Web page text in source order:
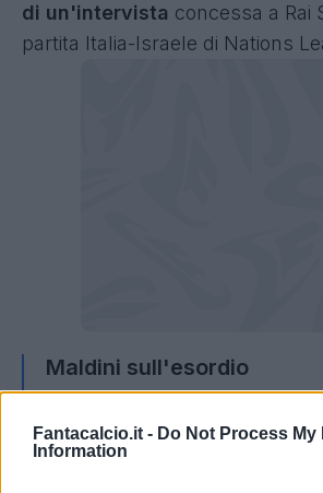
Fantacalcio.it - Do Not Process My
Information
di un'intervista concessa a Rai
partita Italia-Israele di Nations
Maldini sull'esordio
molto contento di essere